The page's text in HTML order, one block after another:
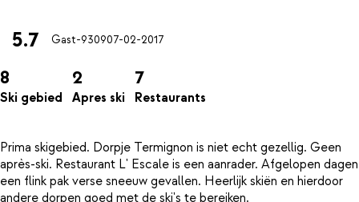
5.7 Gast-930907-02-2017
8
Ski gebied
2
Apres ski
7
Restaurants
Prima skigebied. Dorpje Termignon is niet echt gezellig. Geen
après-ski. Restaurant L' Escale is een aanrader. Afgelopen dagen
een flink pak verse sneeuw gevallen. Heerlijk skiën en hierdoor